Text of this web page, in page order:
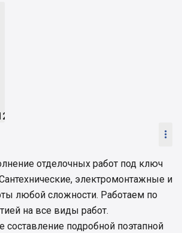

отделочных работ под ключ
электромонтажные и
любой сложности. Работаем по
на все виды работ.
составление подробной поэтапной